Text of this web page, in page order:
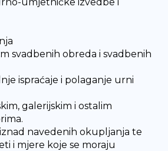
svadbenih obreda i svadbenih
ispraćaje i polaganje urni
galerijskim i ostalim
navedenih okupljanja te
i mjere koje se moraju